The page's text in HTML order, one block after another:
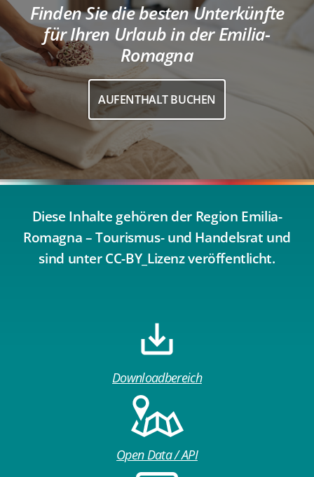
Finden Sie die besten Unterkünfte
für Ihren Urlaub in der Emilia-
Romagna
AUFENTHALT BUCHEN
Diese Inhalte gehören der Region Emilia-
Romagna – Tourismus- und Handelsrat und
sind unter CC-BY_Lizenz veröffentlicht.
Downloadbereich
Open Data / API